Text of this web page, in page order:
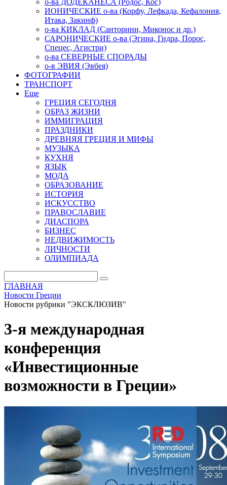
о-ва ДОДЕКАНЕСА (Родос, Кос)
ИОНИЧЕСКИЕ о-ва (Корфу, Лефкада, Кефалония,
Итака, Закинф)
о-ва КИКЛАД (Санторини, Миконос и др.)
САРОНИЧЕСКИЕ о-ва (Эгина, Гидра, Порос,
Спецес, Агистри)
о-ва СЕВЕРНЫЕ СПОРАДЫ
о-в ЭВИЯ (Эвбея)
ФОТОГРАФИИ
ТРАНСПОРТ
Еще
ГРЕЦИЯ СЕГОДНЯ
ОБРАЗ ЖИЗНИ
ИММИГРАЦИЯ
ПРАЗДНИКИ
ДРЕВНЯЯ ГРЕЦИЯ И МИФЫ
МУЗЫКА
КУХНЯ
ЯЗЫК
МОДА
ОБРАЗОВАНИЕ
ИСТОРИЯ
ИСКУССТВО
ПРАВОСЛАВИЕ
ДИАСПОРА
БИЗНЕС
НЕДВИЖИМОСТЬ
ЛИЧНОСТИ
ОЛИМПИАДА
ГЛАВНАЯ
Новости Греции
Новости рубрики "ЭКСКЛЮЗИВ"
3-я международная
конференция
«Инвестиционные
возможности в Греции»